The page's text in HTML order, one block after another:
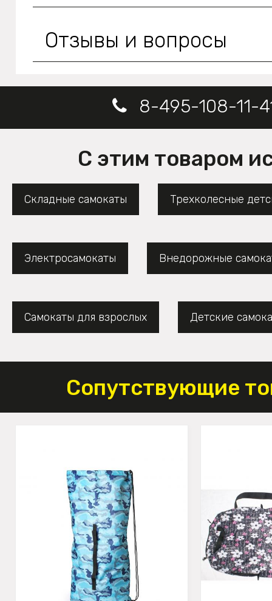
Отзывы и вопросы
8-495-108-11-
С этим товаром
Складные самокаты Трехколесные
Электросамокаты Внедорожные
Самокаты для взрослых Детские
Сопутствующие